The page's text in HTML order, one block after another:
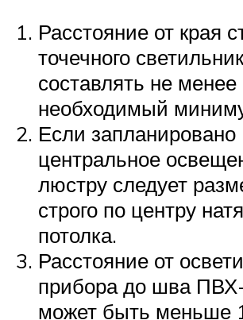
Расстояние от края
точечного
составлять не
необходимый
Если запланировано
центральное
люстру следует
строго по центру
потолка.
Расстояние от
прибора до шва
может быть меньше